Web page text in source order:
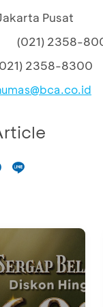
Pusat
(021) 2358-
2358-8300